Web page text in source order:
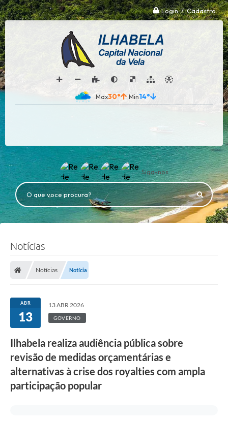
Login / Cadastro
30° 14°
Siga-nos
O que voce procura?
Notícias
Notícias Notícia
ABR
13
13 ABR 2026
GOVERNO
Ilhabela realiza audiência pública sobre
revisão de medidas orçamentárias e
alternativas à crise dos royalties com ampla
participação popular